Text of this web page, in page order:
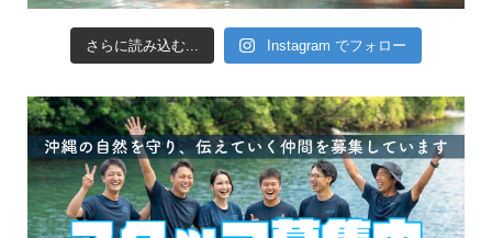
さらに読み込む... Instagram でフォロー